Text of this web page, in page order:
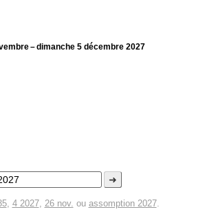
– dimanche 5 décembre 2027
➜
, 4 2027, 26 nov. ou assomption 2027.